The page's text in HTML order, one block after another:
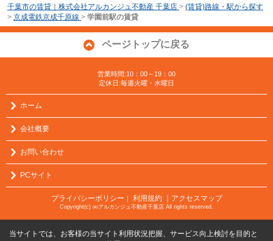
千葉市の賃貸｜株式会社アルカンジュ不動産 千葉店 > (賃貸)路線・駅から探す
> 京成電鉄京成千原線 > 学園前駅の賃貸
ページトップに戻る
営業時間:10：00～19：00
定休日:毎週火曜・水曜日
ホーム
会社概要
お問い合わせ
PCサイト
プライバシーポリシー ｜ 利用規約 ｜アクセスマップ
Copyright(c) ㈱アルカンジュ不動産千葉店 All rights reserved.
当サイトでは、お客様の当サイト利用状況把握、サービス向上検討を目的と